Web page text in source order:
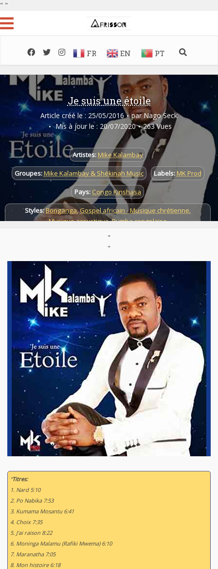
" "
FR EN PT
Je suis une étoile
Article créé le : 25/05/2016 par Nago Seck
Mis à jour le : 20/07/2020
263 Vues
Artistes: Mike Kalambay
Groupes:Mike Kalambay & Shékinah Music Labels: MK Prod
Pays: Congo Kinshasa
Styles:Bonganga,Gospel africain - Musique chrétienne,
Musique acoustique,Rumba congolaise
Parution :
"
"
“Titres:
1. Nard 5:10
2. Po Nabika 7:53
3. Kumama Mosantu 6:41
4. Choix 7:35
5. J'ai raison 8:22
6. Moninga Malamu (Rafiki Mwema) 6:10
7. Maranatha 7:05
8. Mon histoire 6:18